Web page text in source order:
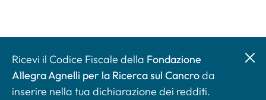
Ricevi il Codice Fiscale della Fondazione
Allegra Agnelli per la Ricerca sul Cancroda
inserire nella tua dichiarazione dei redditi.